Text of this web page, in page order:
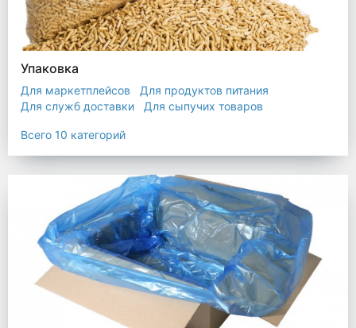
Упаковка
Для маркетплейсов
Для продуктов питания
Для служб доставки
Для сыпучих товаров
Промышленная упаковка
Прочая полиэтиленовая упаковка
Всего 10 категорий